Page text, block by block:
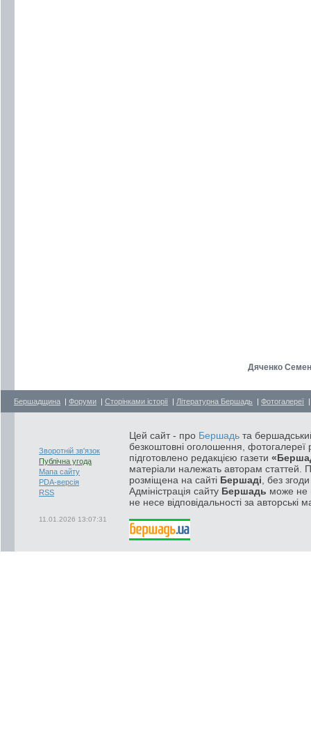
Дяченко
Бершадщина | Форуми | Сторінками історії | Літературна Бершадь | Фотогалереї
Зворотній зв'язок
Публічна угода
Мапа сайту
PDA-версія
RSS
11.01.2026 13:07:31
Цей сайт - про Бершадь та
безкоштовні оголошення, фотогалереї
підготовлено редакцією газети
матеріали належать авторам статтей.
розміщена на сайті Бершаді , без
Адміністрація сайту Бершадь може не
не несе відповідальності за авторські